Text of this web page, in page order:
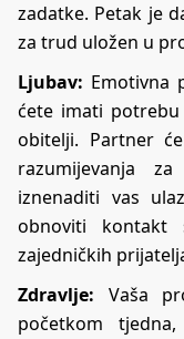
zadatke. Petak je
za trud uložen u
Ljubav: Emotivna
ćete imati
obitelji. Partner
razumijevanja
iznenaditi vas
obnoviti kontakt
zajedničkih
Zdravlje: Vaša
početkom